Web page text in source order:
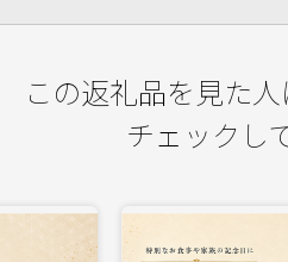
この返礼品を見た
チェックし